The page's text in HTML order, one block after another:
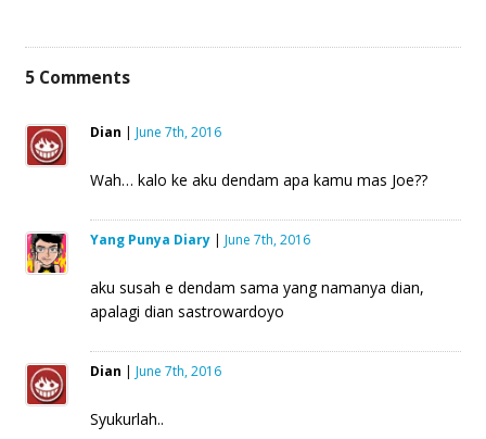
new new new new new new new
5Comments
Dian | June 7th, 2016
Wah… kalo ke aku dendam apa kamu mas Joe??
Yang Punya Diary| June 7th, 2016
aku susah e dendam sama yang namanya dian,
apalagi dian sastrowardoyo
Dian | June 7th, 2016
Syukurlah..